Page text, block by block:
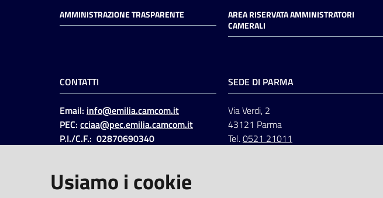
AMMINISTRAZIONE TRASPARENTE
AREA RISERVATA AMMINISTRATORI
CAMERALI
CONTATTI
Email: info@emilia.camcom.it
PEC: cciaa@pec.emilia.camcom.it
P.I./C.F.: 02870690340
Codice IPA: ccem
SEDE DI PARMA
Via Verdi, 2
43121 Parma
Tel.0521 21011
Usiamo i cookie